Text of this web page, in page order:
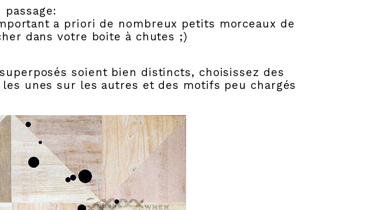
a priori de nombreux petits morceaux de
dans votre boite à chutes ;)
soient bien distincts, choisissez des
unes sur les autres et des motifs peu chargés